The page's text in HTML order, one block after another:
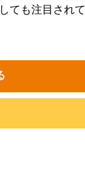
ても注目されて